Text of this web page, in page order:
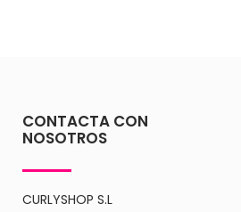
CONTACTA CON
NOSOTROS
CURLYSHOP S.L